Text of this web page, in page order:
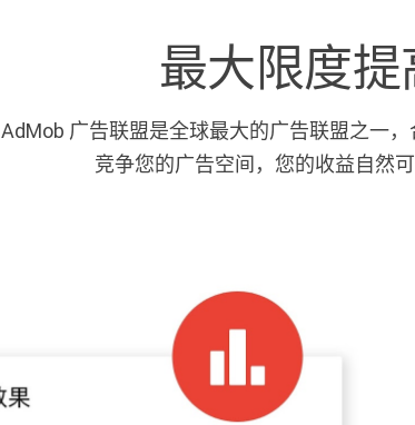
最大限度提
AdMob 广告联盟是全球最大的广告联盟之一
竞争您的广告空间，您的收益自然